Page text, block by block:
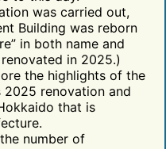
was carried out,
Building was reborn
in both name and
in 2025.)
the highlights of the
2025 renovation and
that is
number of